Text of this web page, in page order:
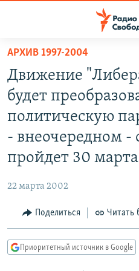
упрощенного
доступа
Вернуться
основному
содержанию
Вернутся
главной
навигации
Вернутся
поиску
ПОДКАСТЫ
АВТОРСКИЕ ПРОЕКТЫ
МНЕНИЯ
IDEL.РЕАЛИИ
КАВКАЗ.РЕАЛИИ
СЕВЕР.РЕАЛИИ
АРХИВ 1997-2004
Движение
будет
политическую
- внеочередном -
пройдет 30
22 марта 2002
Поделиться Читать
Приоритетный источник в Google